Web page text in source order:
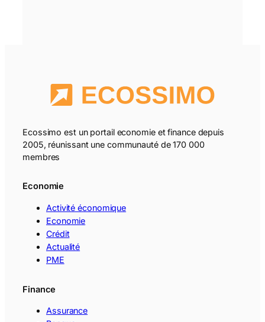
Ecossimo est un portail economie et finance depuis
2005, réunissant une communauté de 170 000
membres
Economie
Activité économique
Economie
Crédit
Actualité
PME
Finance
Assurance